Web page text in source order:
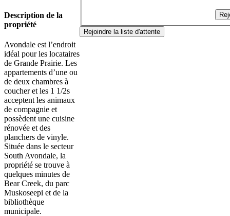
Description de la
propriété
Avondale est l’endroit
idéal pour les locataires
de Grande Prairie. Les
appartements d’une ou
de deux chambres à
coucher et les 1 1/2s
acceptent les animaux
de compagnie et
possèdent une cuisine
rénovée et des
planchers de vinyle.
Située dans le secteur
South Avondale, la
propriété se trouve à
quelques minutes de
Bear Creek, du parc
Muskoseepi et de la
bibliothèque
municipale.
Rejoindre la liste d'attente